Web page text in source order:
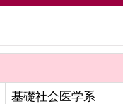
基礎社会医学系